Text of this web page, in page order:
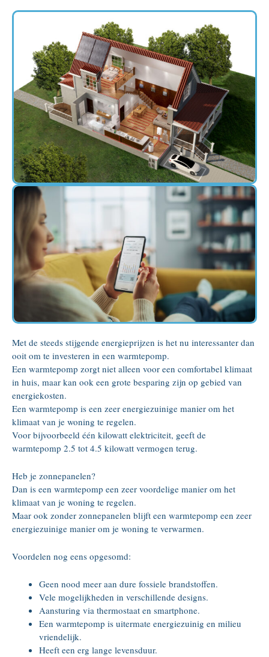
Met de steeds stijgende energieprijzen is het nu interessanter dan
ooit om te investeren in een warmtepomp.
Een warmtepomp zorgt niet alleen voor een comfortabel klimaat
in huis, maar kan ook een grote besparing zijn op gebied van
energiekosten.
Een warmtepomp is een zeer energiezuinige manier om het
klimaat van je woning te regelen.
Voor bijvoorbeeld één kilowatt elektriciteit, geeft de
warmtepomp 2.5 tot 4.5 kilowatt vermogen terug.
Heb je zonnepanelen?
Dan is een warmtepomp een zeer voordelige manier om het
klimaat van je woning te regelen.
Maar ook zonder zonnepanelen blijft een warmtepomp een zeer
energiezuinige manier om je woning te verwarmen.
Voordelen nog eens opgesomd:
Geen nood meer aan dure fossiele brandstoffen.
Vele mogelijkheden in verschillende designs.
Aansturing via thermostaat en smartphone.
Een warmtepomp is uitermate energiezuinig en milieu
vriendelijk.
Heeft een erg lange levensduur.